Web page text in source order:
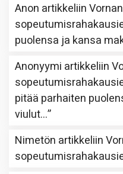
Anon artikkeliin
puolensa ja kansa
Anonyymi artikkeliin
pitää parhaiten
viulut…”
Nimetön artikkeliin